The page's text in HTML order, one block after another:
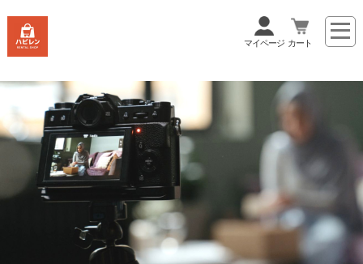
マイページ カート